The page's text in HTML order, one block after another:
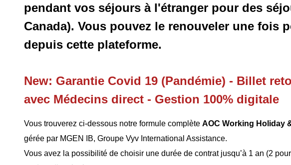
pendant vos séjours à l'étranger pour des
Canada). Vous pouvez le renouveler une fois
depuis cette plateforme.
New: Garantie Covid 19 (Pandémie) - Billet
avec Médecins direct - Gestion 100% digitale
Vous trouverez ci-dessous notre formule complète AOC Working Holiday
gérée par MGEN IB, Groupe Vyv International Assistance.
Vous avez la possibilité de choisir une durée de contrat jusqu’à 1 an (2